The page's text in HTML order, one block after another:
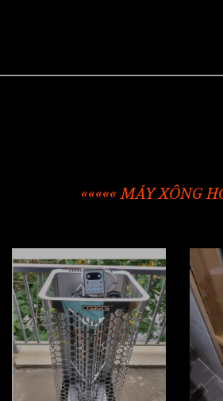
««««« MÁY XÔNG